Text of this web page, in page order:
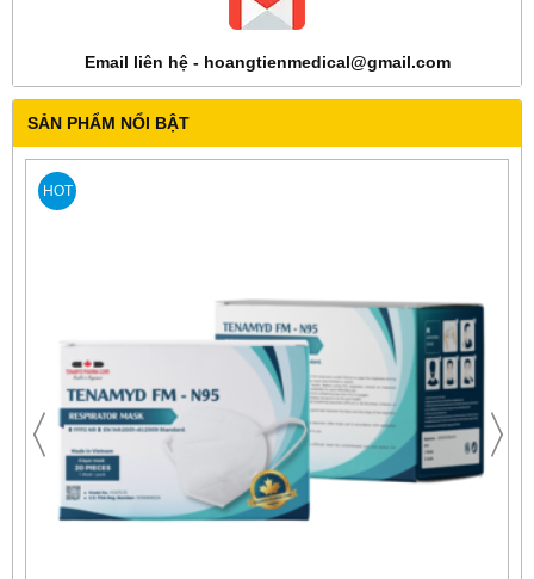
Email liên hệ - hoangtienmedical@gmail.com
SẢN PHẨM NỔI BẬT
HOT